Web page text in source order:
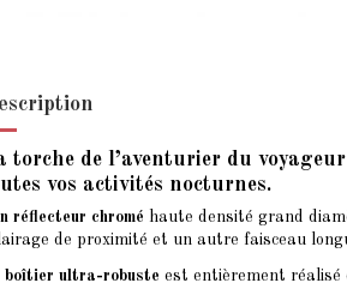
torche de l’aventurier du
vos activités nocturnes.
réflecteur chromé haute densité grand
de proximité et un autre faisceau
boîtier ultra-robuste est entièrement réalisé